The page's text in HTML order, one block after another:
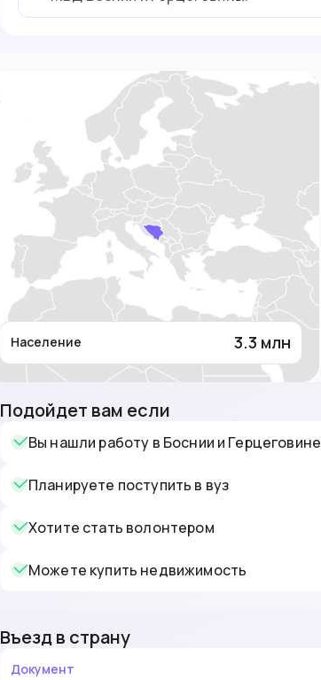
Население 3.3 млн
Подойдет вам если
Вы нашли работу в Боснии и Герцеговине
Планируете поступить в вуз
Хотите стать волонтером
Можете купить недвижимость
Въезд в страну
Документ